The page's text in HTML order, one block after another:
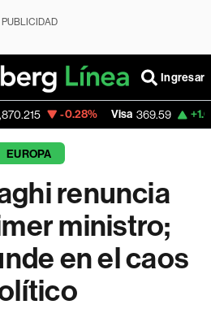
PUBLICIDAD
Ingresar
Visa 369.59 +1.07%
EUROPA
renuncia
ministro;
en el caos